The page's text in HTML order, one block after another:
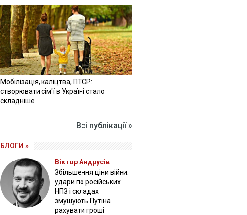
Мобілізація, каліцтва, ПТСР:
створювати сім'ї в Україні стало
складніше
Всі публікації »
БЛОГИ »
Віктор Андрусів
Збільшення ціни війни:
удари по російських
НПЗ і складах
змушують Путіна
рахувати гроші